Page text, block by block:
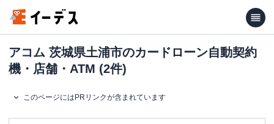
アコム 茨城県土浦市のカードローン自動契約
機・店舗・ATM (2件)
このページにはPRリンクが含まれています